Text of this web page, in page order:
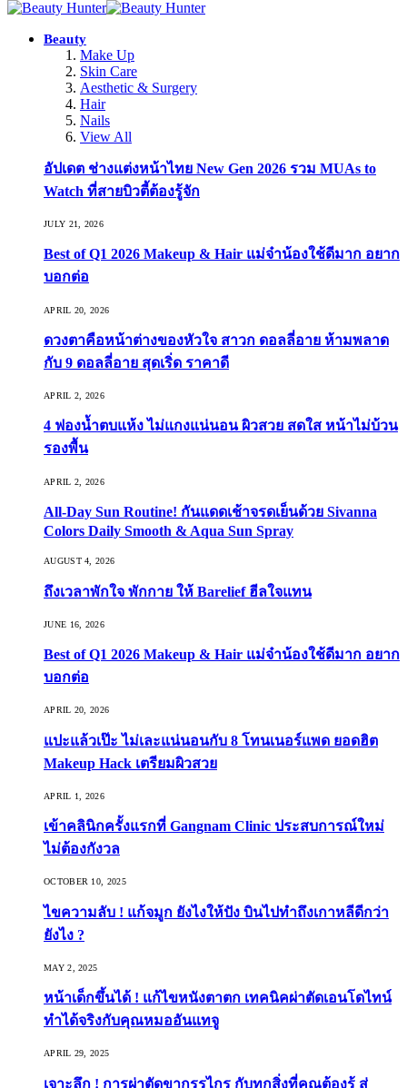
Beauty
Make Up
Skin Care
Aesthetic & Surgery
Hair
Nails
View All
อัปเดต ช่างแต่งหน้าไทย New Gen 2026 รวม MUAs to
Watch ที่สายบิวตี้ต้องรู้จัก
JULY 21, 2026
Best of Q1 2026 Makeup & Hair แม่จ๋าน้องใช้ดีมาก อยาก
บอกต่อ
APRIL 20, 2026
ดวงตาคือหน้าต่างของหัวใจ สาวก ดอลลี่อาย ห้ามพลาด
กับ 9 ดอลลี่อาย สุดเริ่ด ราคาดี
APRIL 2, 2026
4 ฟองน้ำตบแห้ง ไม่แกงแน่นอน ผิวสวย สดใส หน้าไม่บ้วน
รองพื้น
APRIL 2, 2026
All-Day Sun Routine! กันแดดเช้าจรดเย็นด้วย Sivanna
Colors Daily Smooth & Aqua Sun Spray
AUGUST 4, 2026
ถึงเวลาพักใจ พักกาย ให้ Barelief ฮีลใจแทน
JUNE 16, 2026
Best of Q1 2026 Makeup & Hair แม่จ๋าน้องใช้ดีมาก อยาก
บอกต่อ
APRIL 20, 2026
แปะแล้วเป๊ะ ไม่เละแน่นอนกับ 8 โทนเนอร์แพด ยอดฮิต
Makeup Hack เตรียมผิวสวย
APRIL 1, 2026
เข้าคลินิกครั้งแรกที่ Gangnam Clinic ประสบการณ์ใหม่
ไม่ต้องกังวล
OCTOBER 10, 2025
ไขความลับ ! แก้จมูก ยังไงให้ปัง บินไปทำถึงเกาหลีดีกว่า
ยังไง ?
MAY 2, 2025
หน้าเด็กขึ้นได้ ! แก้ไขหนังตาตก เทคนิคผ่าตัดเอนโดไทน์
ทำได้จริงกับคุณหมออันแทจู
APRIL 29, 2025
เจาะลึก ! การผ่าตัดขากรรไกร กับทุกสิ่งที่คุณต้องรู้ สู่